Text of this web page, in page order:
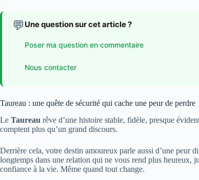
💬 Une question sur cet article ?
Poser ma question en commentaire
Nous contacter
Taureau : une quête de sécurité qui cache une peur de perdre
Le Taureau rêve d’une histoire stable, fidèle, presque
comptent plus qu’un grand discours.
Derrière cela, votre destin amoureux parle aussi d’une peur
longtemps dans une relation qui ne vous rend plus heureux,
confiance à la vie. Même quand tout change.